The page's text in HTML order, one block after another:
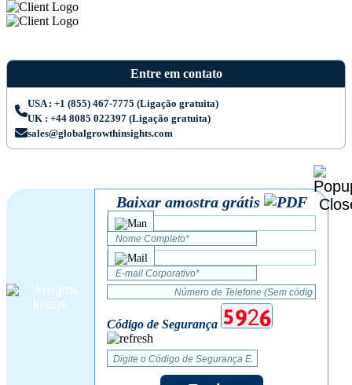
Entre em contato
USA : +1 (855) 467-7775 (Ligação gratuita)
UK : +44 8085 022397 (Ligação gratuita)
sales@globalgrowthinsights.com
Baixar amostra grátis
Código de Segurança